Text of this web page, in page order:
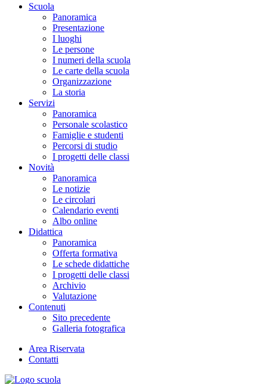
Scuola
Panoramica
Presentazione
I luoghi
Le persone
I numeri della scuola
Le carte della scuola
Organizzazione
La storia
Servizi
Panoramica
Personale scolastico
Famiglie e studenti
Percorsi di studio
I progetti delle classi
Novità
Panoramica
Le notizie
Le circolari
Calendario eventi
Albo online
Didattica
Panoramica
Offerta formativa
Le schede didattiche
I progetti delle classi
Archivio
Valutazione
Contenuti
Sito precedente
Galleria fotografica
Area Riservata
Contatti